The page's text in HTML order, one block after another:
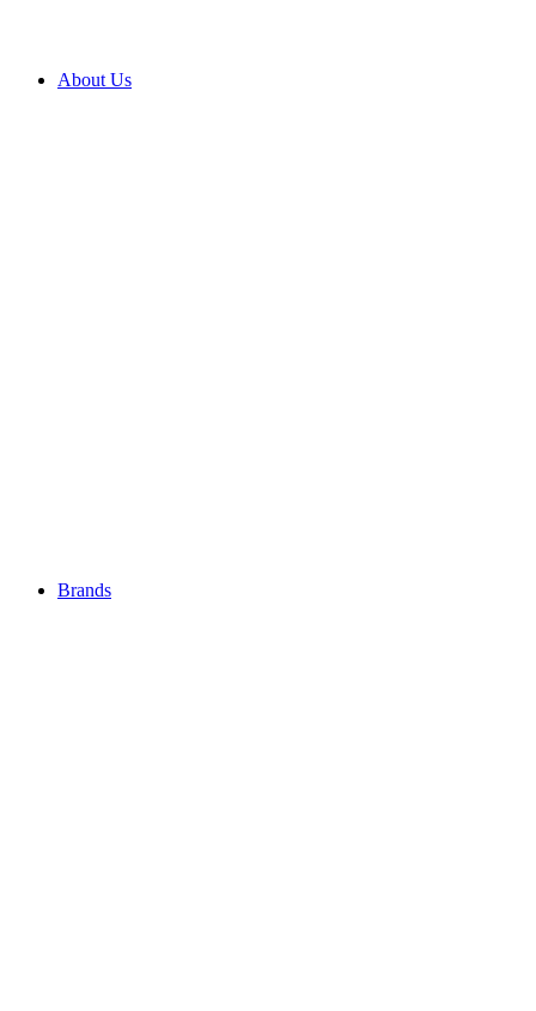
About Us
Brands